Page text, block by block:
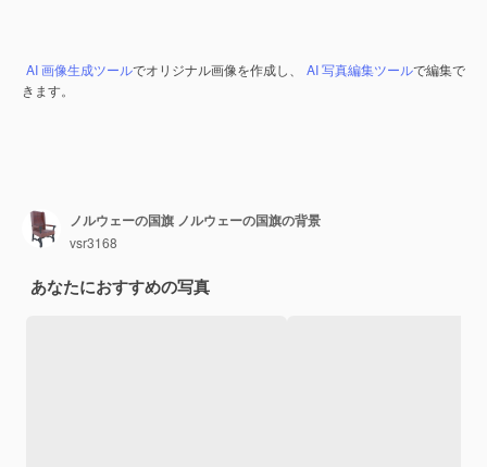
AI 画像生成ツールでオリジナル画像を作成し、 AI 写真編集ツールで編集で
きます。
ノルウェーの国旗 ノルウェーの国旗の背景
vsr3168
あなたにおすすめの写真